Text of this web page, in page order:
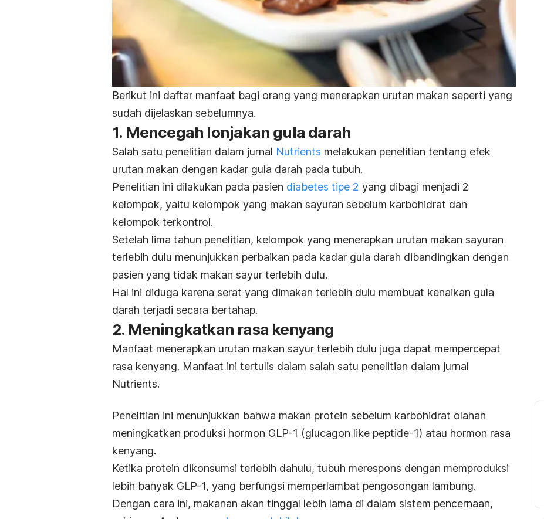
Berikut ini daftar manfaat bagi orang yang menerapkan urutan makan seperti yang
sudah dijelaskan sebelumnya.
1. Mencegah lonjakan gula darah
Salah satu penelitian dalam jurnal Nutrients melakukan penelitian tentang efek
urutan makan dengan kadar gula darah pada tubuh.
Penelitian ini dilakukan pada pasien diabetes tipe 2 yang dibagi menjadi 2
kelompok, yaitu kelompok yang makan sayuran sebelum karbohidrat dan
kelompok terkontrol.
Setelah lima tahun penelitian, kelompok yang menerapkan urutan makan sayuran
terlebih dulu menunjukkan perbaikan pada kadar gula darah dibandingkan dengan
pasien yang tidak makan sayur terlebih dulu.
Hal ini diduga karena serat yang dimakan terlebih dulu membuat kenaikan gula
darah terjadi secara bertahap.
2. Meningkatkan rasa kenyang
Manfaat menerapkan urutan makan sayur terlebih dulu juga dapat mempercepat
rasa kenyang. Manfaat ini tertulis dalam salah satu penelitian dalam jurnal
Nutrients.
Penelitian ini menunjukkan bahwa makan protein sebelum karbohidrat olahan
meningkatkan produksi hormon GLP-1 (glucagon like peptide-1) atau hormon rasa
kenyang.
Ketika protein dikonsumsi terlebih dahulu, tubuh merespons dengan memproduksi
lebih banyak GLP-1, yang berfungsi memperlambat pengosongan lambung.
Dengan cara ini, makanan akan tinggal lebih lama di dalam sistem pencernaan,